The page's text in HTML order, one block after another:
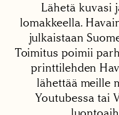
Lähetä kuvasi
lomakkeella.
julkaistaan
Toimitus poimii
printtilehden
lähettää meille
Youtubessa tai